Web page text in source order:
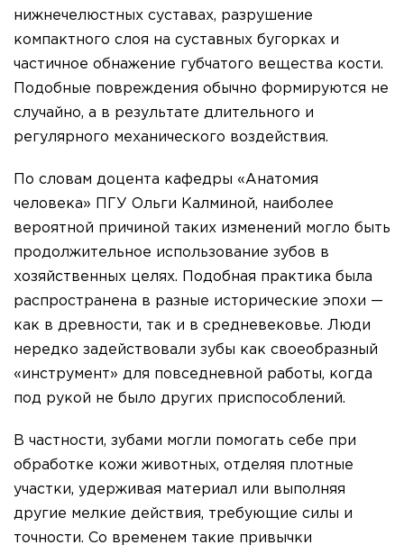
нижнечелюстных суставах, разрушение
компактного слоя на суставных бугорках и
частичное обнажение губчатого вещества кости.
Подобные повреждения обычно формируются не
случайно, а в результате длительного и
регулярного механического воздействия.
По словам доцента кафедры «Анатомия
человека» ПГУ Ольги Калминой, наиболее
вероятной причиной таких изменений могло быть
продолжительное использование зубов в
хозяйственных целях. Подобная практика была
распространена в разные исторические эпохи —
как в древности, так и в средневековье. Люди
нередко задействовали зубы как своеобразный
«инструмент» для повседневной работы, когда
под рукой не было других приспособлений.
В частности, зубами могли помогать себе при
обработке кожи животных, отделяя плотные
участки, удерживая материал или выполняя
другие мелкие действия, требующие силы и
точности. Со временем такие привычки